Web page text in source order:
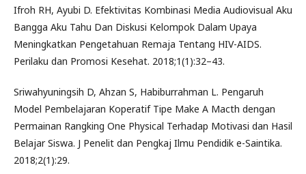
Ifroh RH, Ayubi D. Efektivitas Kombinasi Media Audiovisual Aku
Bangga Aku Tahu Dan Diskusi Kelompok Dalam Upaya
Meningkatkan Pengetahuan Remaja Tentang HIV-AIDS.
Perilaku dan Promosi Kesehat. 2018;1(1):32–43.
Sriwahyuningsih D, Ahzan S, Habiburrahman L. Pengaruh
Model Pembelajaran Koperatif Tipe Make A Macth dengan
Permainan Rangking One Physical Terhadap Motivasi dan Hasil
Belajar Siswa. J Penelit dan Pengkaj Ilmu Pendidik e-Saintika.
2018;2(1):29.